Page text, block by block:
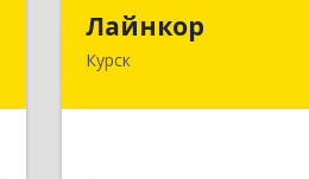
Лайнкор
Курск
305021, Курская обл,